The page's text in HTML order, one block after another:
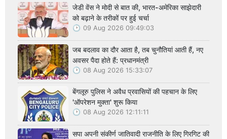
जेडी वेंस ने मोदी से बात की, भारत-अमेरिका साझेदारी
को बढ़ाने के तरीकों पर हुई चर्चा
09 Aug 2026 09:49:03
जब बदलाव का दौर आता है, तब चुनौतियां आती हैं, नए
अवसर पैदा होते हैं: प्रधानमंत्री
08 Aug 2026 15:33:07
बेंगलूरु पुलिस ने अवैध प्रवासियों की पहचान के लिए
'ऑपरेशन मुक्ता' शुरू किया
08 Aug 2026 12:11:11
सपा अपनी संकीर्ण जातिवादी राजनीति के लिए गिरगिट की